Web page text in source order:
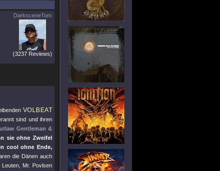
DarksceneTom
(3237 Reviews)
VOLBEAT
sind und ihren
Gentleman &
sie ohne Zweifel
cool ohne Ende,
die Dänen auch
Mr. Povlsen